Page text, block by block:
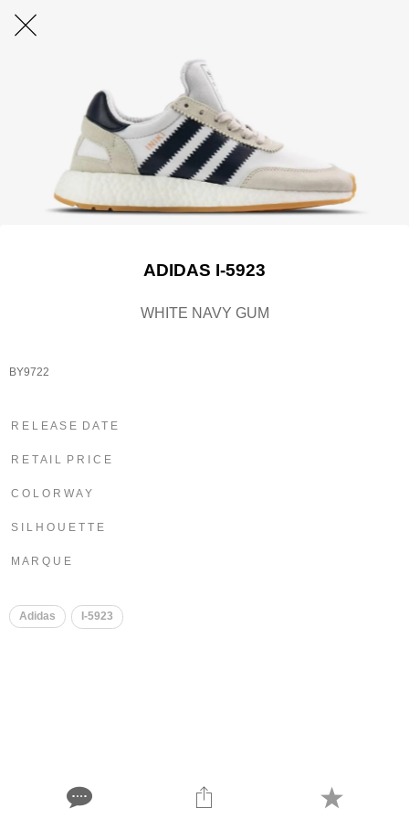
ADIDAS I-5923
WHITE NAVY GUM
BY9722
R E L E A S E D A T E
R E T A I L P R I C E
C O L O R W A Y
S I L H O U E T T E
M A R Q U E
Adidas I-5923